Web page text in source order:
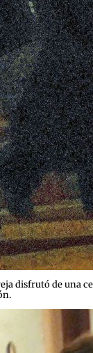
disfrutó de una